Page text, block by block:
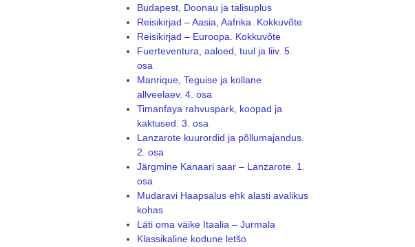
Budapest, Doonau ja talisuplus
Reisikirjad – Aasia, Aafrika. Kokkuvõte
Reisikirjad – Euroopa. Kokkuvõte
Fuerteventura, aaloed, tuul ja liiv. 5.
osa
Manrique, Teguise ja kollane
allveelaev. 4. osa
Timanfaya rahvuspark, koopad ja
kaktused. 3. osa
Lanzarote kuurordid ja põllumajandus.
2. osa
Järgmine Kanaari saar – Lanzarote. 1.
osa
Mudaravi Haapsalus ehk alasti avalikus
kohas
Läti oma väike Itaalia – Jurmala
Klassikaline kodune letšo